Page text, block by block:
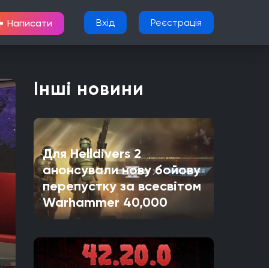
Написати Вхід Реєстрація
Інші новини
Для Helldivers 2
анонсували нову бойову
перепустку за всесвітом
Warhammer 40,000